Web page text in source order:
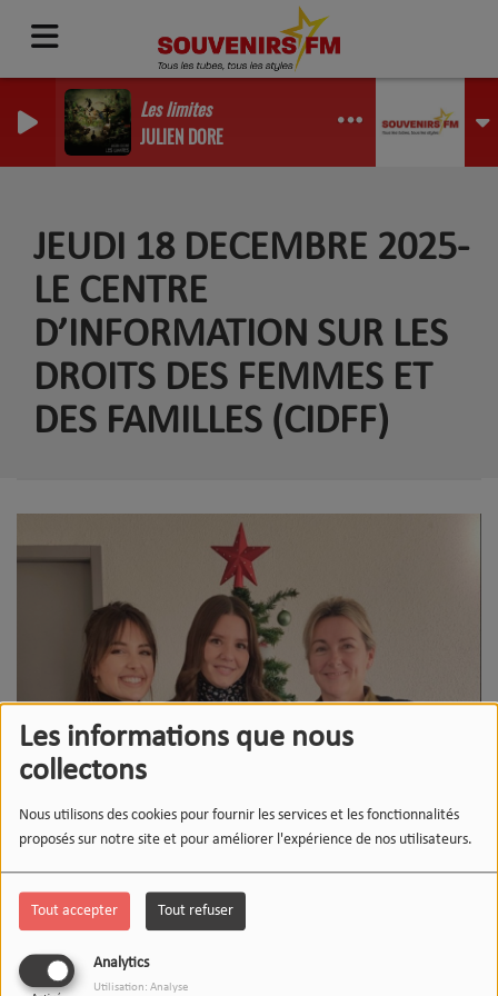
Les informations que nous
collectons
Nous utilisons des cookies pour fournir les services et les fonctionnalités
proposés sur notre site et pour améliorer l'expérience de nos utilisateurs.
Tout accepter Tout refuser
Analytics
Utilisation: Analyse
Les limites
JULIEN DORE
JEUDI 18 DECEMBRE 2025-
LE CENTRE
D’INFORMATION SUR LES
DROITS DES FEMMES ET
DES FAMILLES (CIDFF)